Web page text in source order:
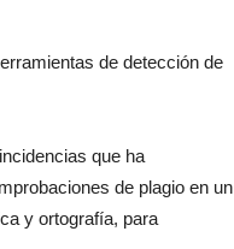
de detección de
que ha
de plagio en un
y ortografía, para